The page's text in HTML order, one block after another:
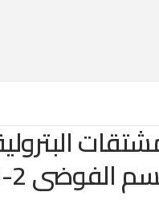
الفوضى 2-2